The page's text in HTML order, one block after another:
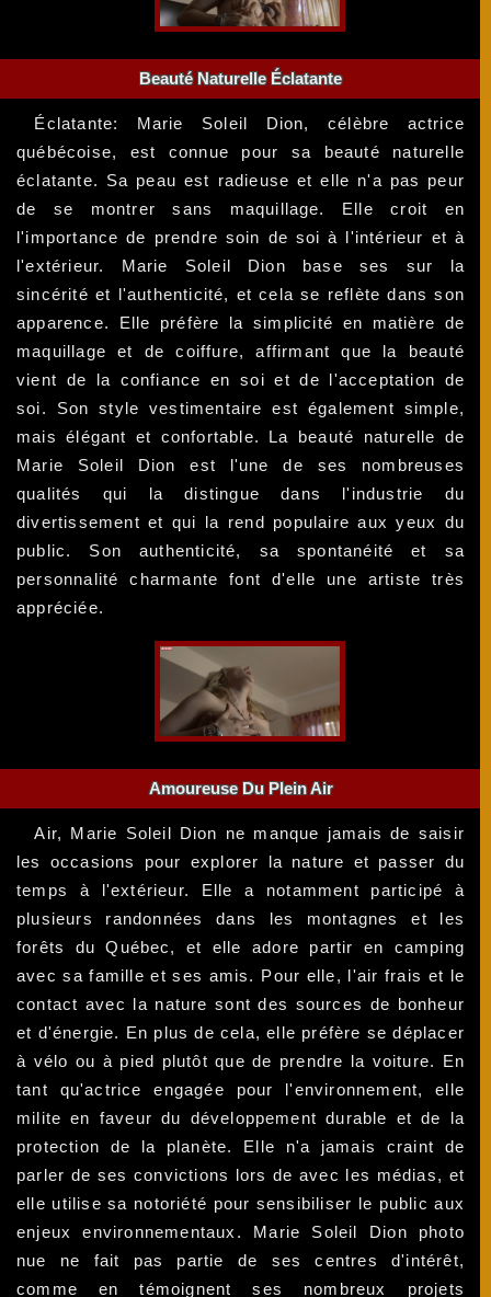
Beauté Naturelle Éclatante
Éclatante: Marie Soleil Dion, célèbre actrice
québécoise, est connue pour sa beauté naturelle
éclatante. Sa peau est radieuse et elle n'a pas peur
de se montrer sans maquillage. Elle croit en
l'importance de prendre soin de soi à l'intérieur et à
l'extérieur. Marie Soleil Dion base ses sur la
sincérité et l'authenticité, et cela se reflète dans son
apparence. Elle préfère la simplicité en matière de
maquillage et de coiffure, affirmant que la beauté
vient de la confiance en soi et de l'acceptation de
soi. Son style vestimentaire est également simple,
mais élégant et confortable. La beauté naturelle de
Marie Soleil Dion est l'une de ses nombreuses
qualités qui la distingue dans l'industrie du
divertissement et qui la rend populaire aux yeux du
public. Son authenticité, sa spontanéité et sa
personnalité charmante font d'elle une artiste très
appréciée.
Amoureuse Du Plein Air
Air, Marie Soleil Dion ne manque jamais de saisir
les occasions pour explorer la nature et passer du
temps à l'extérieur. Elle a notamment participé à
plusieurs randonnées dans les montagnes et les
forêts du Québec, et elle adore partir en camping
avec sa famille et ses amis. Pour elle, l'air frais et le
contact avec la nature sont des sources de bonheur
et d'énergie. En plus de cela, elle préfère se déplacer
à vélo ou à pied plutôt que de prendre la voiture. En
tant qu'actrice engagée pour l'environnement, elle
milite en faveur du développement durable et de la
protection de la planète. Elle n'a jamais craint de
parler de ses convictions lors de avec les médias, et
elle utilise sa notoriété pour sensibiliser le public aux
enjeux environnementaux. Marie Soleil Dion photo
nue ne fait pas partie de ses centres d'intérêt,
comme en témoignent ses nombreux projets